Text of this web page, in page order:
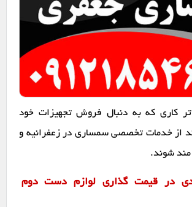
کاری که به دنبال فروش تجهیزات خود
از خدمات تخصصی سمساری در زعفرانیه و
مند شوند.
در قیمت گذاری لوازم دست دوم